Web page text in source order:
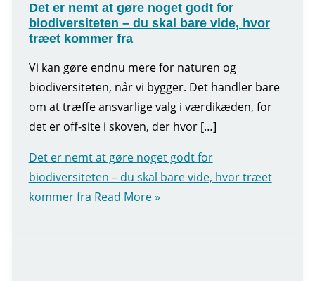
Det er nemt at gøre noget godt for
biodiversiteten – du skal bare vide, hvor
træet kommer fra
Vi kan gøre endnu mere for naturen og
biodiversiteten, når vi bygger. Det handler bare
om at træffe ansvarlige valg i værdikæden, for
det er off-site i skoven, der hvor […]
Det er nemt at gøre noget godt for
biodiversiteten – du skal bare vide, hvor træet
kommer fra Read More »